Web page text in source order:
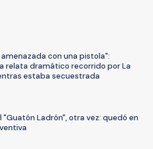
con una pistola":
relata dramático recorrido por La
estaba secuestrada
"Guatón Ladrón", otra vez: quedó en